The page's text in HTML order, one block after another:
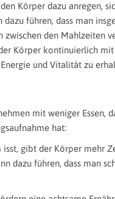
Körper dazu anregen,
führen, dass man
zwischen den Mahlzeiten
Körper kontinuierlich
und Vitalität zu
mit weniger Essen,
hat:
isst, gibt der Körper mehr
dazu führen, dass man